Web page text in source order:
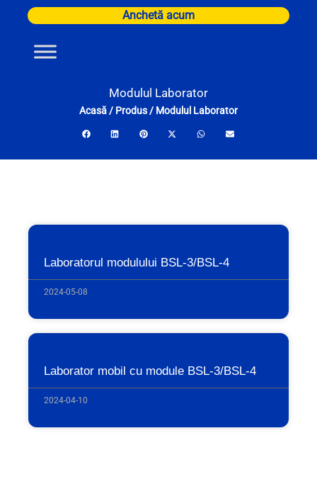
content
Anchetă acum
Modulul Laborator
Acasă/ Produs/ Modulul Laborator
Laboratorul modulului BSL-3/BSL-4
2024-05-08
Laborator mobil cu module BSL-3/BSL-4
2024-04-10